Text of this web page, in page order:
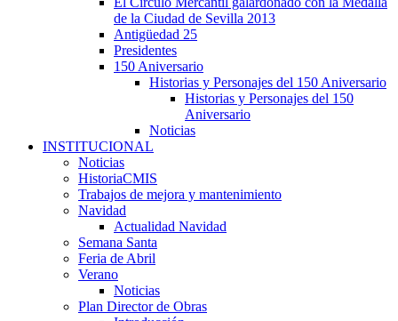
de la Ciudad de Sevilla 2013
Antigüedad 25
Presidentes
150 Aniversario
Historias y Personajes del 150 Aniversario
Historias y Personajes del 150
Aniversario
Noticias
INSTITUCIONAL
Noticias
HistoriaCMIS
Trabajos de mejora y mantenimiento
Navidad
Actualidad Navidad
Semana Santa
Feria de Abril
Verano
Noticias
Plan Director de Obras